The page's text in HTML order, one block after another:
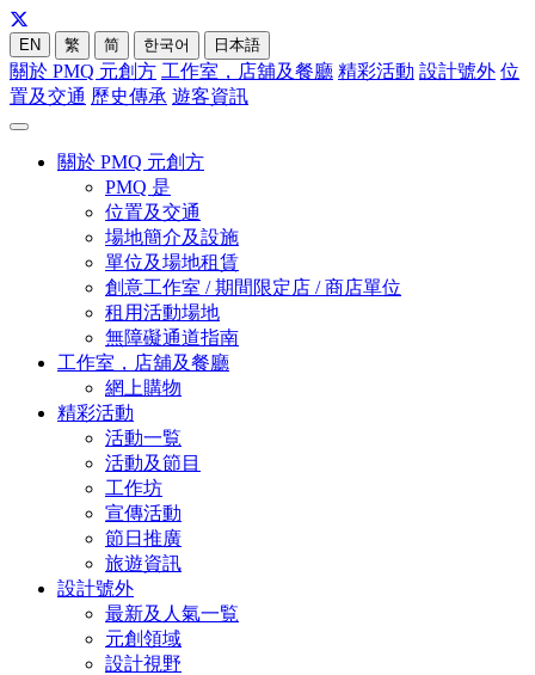
EN 繁 简 한국어 日本語
關於 PMQ 元創方 工作室，店舖及餐廳 精彩活動 設計號外 位
置及交通 歷史傳承 遊客資訊
關於 PMQ 元創方
PMQ 是
位置及交通
場地簡介及設施
單位及場地租賃
創意工作室 / 期間限定店 / 商店單位
租用活動場地
無障礙通道指南
工作室，店舖及餐廳
網上購物
精彩活動
活動一覧
活動及節目
工作坊
宣傳活動
節日推廣
旅遊資訊
設計號外
最新及人氣一覧
元創領域
設計視野